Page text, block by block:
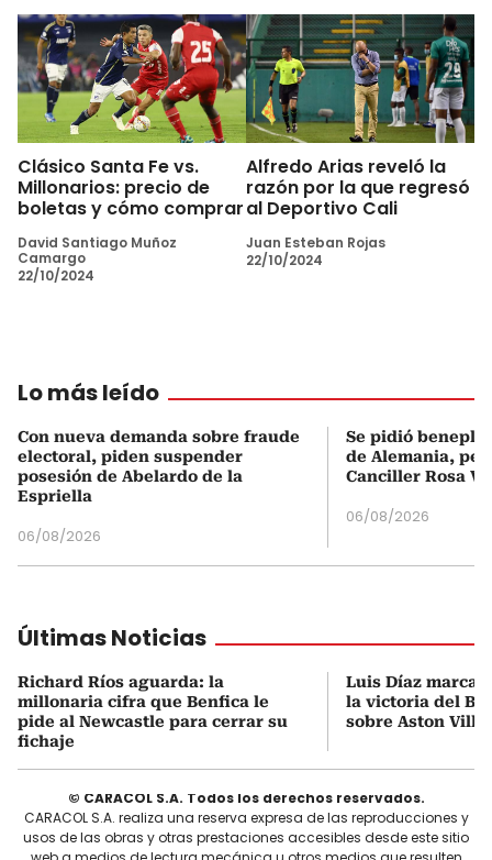
Clásico Santa Fe vs.
Millonarios: precio de
boletas y cómo comprar
David Santiago Muñoz
Camargo
22/10/2024
Alfredo Arias reveló la
razón por la que regresó
al Deportivo Cali
Juan Esteban Rojas
22/10/2024
Lo más leído
Con nueva demanda sobre fraude
electoral, piden suspender
posesión de Abelardo de la
Espriella
06/08/2026
Se pidió
de Alemania,
Canciller Rosa
06/08/2026
Últimas Noticias
Richard Ríos aguarda: la
millonaria cifra que Benfica le
pide al Newcastle para cerrar su
fichaje
Luis Díaz marca
la victoria del
sobre Aston
© CARACOL S.A. Todos los derechos reservados.
CARACOL S.A. realiza una reserva expresa de las reproducciones y
usos de las obras y otras prestaciones accesibles desde este sitio